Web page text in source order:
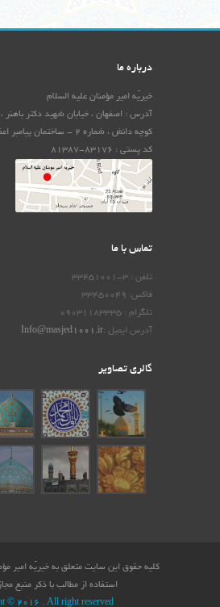
درباره ما
خیریّه امیر مؤمنان علیه السلام
کوچه دانش ، شماره 2 - ساختمان پیامبر اعظم(ص) ،
کد پستی : 83176-81387
تماس با ما
تلفن : 3-33451001
فاکس: 33450049
تلگرام : 09031183335
آدرس ایمیل :Info@masjed1001.ir
گالری تصاویر
کلیه حقوق این سایت متعلق بهخیریّه امیر
استفاده از مطالب با ذکر منبع مجاز
© 2016 . All right reserved